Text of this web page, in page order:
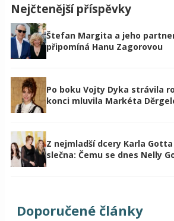
Nejčtenější příspěvky
Štefan Margita a jeho
připomíná Hanu Zagorovou
Po boku Vojty Dyka strávila
konci mluvila Markéta
Z nejmladší dcery Karla
slečna: Čemu se dnes Nelly
Doporučené články